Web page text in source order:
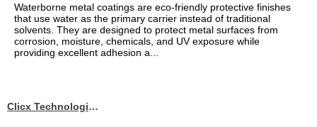
Waterborne metal coatings are eco-friendly protective finishes
that use water as the primary carrier instead of traditional
solvents. They are designed to protect metal surfaces from
corrosion, moisture, chemicals, and UV exposure while
providing excellent adhesion a...
Clicx Technologies